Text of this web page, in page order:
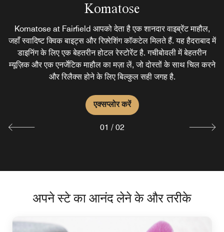
Komatose
Komatose at Fairfield आपको देता है एक शानदार वाइब्रेंट माहौल,
जहाँ स्वादिष्ट क्विक बाइट्स और रिफ़्रेशिंग कॉकटेल मिलते हैं. यह हैदराबाद में
डाइनिंग के लिए एक बेहतरीन होटल रेस्टोरेंट है. गचीबोवली में बेहतरीन
म्यूज़िक और एक एनर्जेटिक माहौल का मज़ा लें, जो दोस्तों के साथ चिल करने
और रिलैक्स होने के लिए बिल्कुल सही जगह है.
एक्सप्लोर करें
Jonathan's Kitchen
गचीबोवली, हैदराबाद के रेस्टोरेंट्स में अपनी एक अलग पहचान रखने वाला
Jonathan’s Kitchen आपको एक शानदार मल्टी-कुज़ीन मेनू और अपना
मशहूर संडे ब्रंच पेश करता है. एक बेहद आरामदायक और शांत माहौल में
अपनी फ़ैमिली और फ़्रेंड्स के साथ इन लाजवाब स्वादों का पूरा लुत्फ़ उठाएँ.
एक्सप्लोर करें
01 / 02
अपने स्टे का आनंद लेने के और तरीके